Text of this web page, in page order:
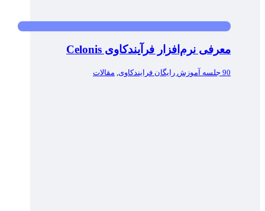
معرفی نرم‌افزار فرآیندکاوی Celonis
90 جلسه آموزش رایگان فرایندکاوی , مقالات